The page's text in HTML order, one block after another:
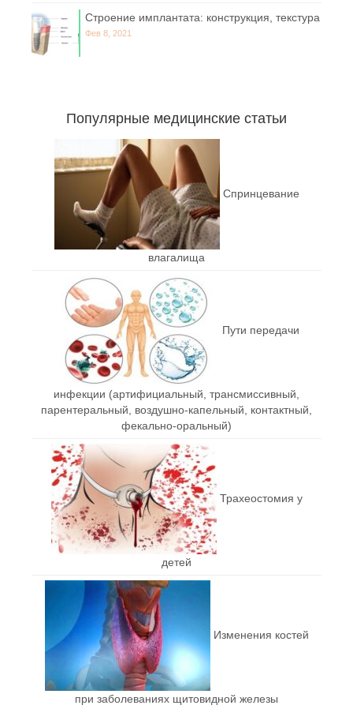
Строение имплантата: конструкция, текстура
Фев 8, 2021
Популярные медицинские статьи
Спринцевание
влагалища
Пути передачи
инфекции (артифициальный, трансмиссивный,
парентеральный, воздушно-капельный, контактный,
фекально-оральный)
Трахеостомия у
детей
Изменения костей
при заболеваниях щитовидной железы